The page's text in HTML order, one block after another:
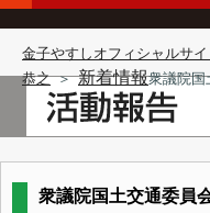
金子やすしオフィシャルサ
恭之 ＞ 新着情報衆議院
衆議院国土交通委員